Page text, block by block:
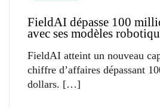
FieldAI dépasse 100
avec ses modèles
FieldAI atteint un nouveau
chiffre d’affaires dépassant
dollars.